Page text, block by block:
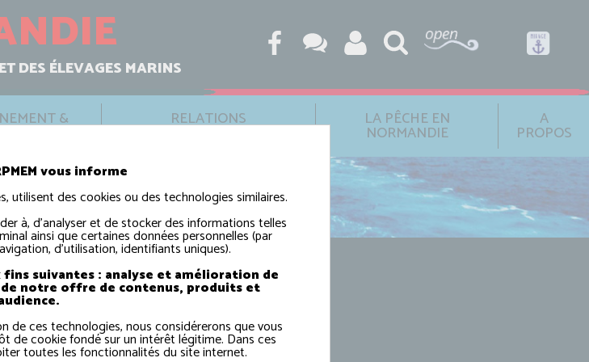
DES ÉLEVAGES MARINS
& RELATIONS
INTERNATIONALES
LA PÊCHE EN
NORMANDIE
A
PROPOS
vous informe
utilisent des cookies ou des technologies similaires.
à, d'analyser et de stocker des informations telles
ainsi que certaines données personnelles (par
d'utilisation, identifiants uniques).
suivantes : analyse et amélioration de
notre offre de contenus, produits et
de ces technologies, nous considérerons que vous
de cookie fondé sur un intérêt légitime. Dans ces
toutes les fonctionnalités du site internet.